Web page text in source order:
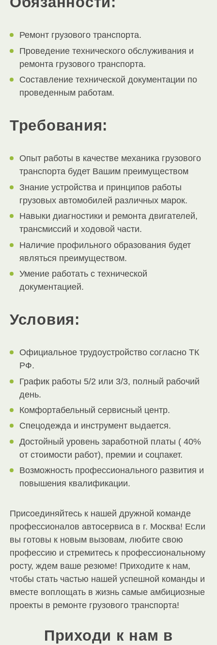
Ремонт грузового транспорта.
Проведение технического обслуживания и
ремонта грузового транспорта.
Составление технической документации по
проведенным работам.
Требования:
Опыт работы в качестве механика грузового
транспорта будет Вашим преимуществом
Знание устройства и принципов работы
грузовых автомобилей различных марок.
Навыки диагностики и ремонта двигателей,
трансмиссий и ходовой части.
Наличие профильного образования будет
являться преимуществом.
Умение работать с технической
документацией.
Условия:
Официальное трудоустройство согласно ТК
РФ.
График работы 5/2 или 3/3, полный рабочий
день.
Комфортабельный сервисный центр.
Спецодежда и инструмент выдается.
Достойный уровень заработной платы ( 40%
от стоимости работ), премии и соцпакет.
Возможность профессионального развития и
повышения квалификации.
Присоединяйтесь к нашей дружной команде
профессионалов автосервиса в г. Москва! Если
вы готовы к новым вызовам, любите свою
профессию и стремитесь к профессиональному
росту, ждем ваше резюме! Приходите к нам,
чтобы стать частью нашей успешной команды и
вместе воплощать в жизнь самые амбициозные
проекты в ремонте грузового транспорта!
Приходи к нам в